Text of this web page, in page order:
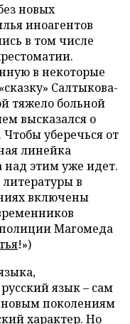
новых
иноагентов
в том числе
в некоторые
Салтыкова-
тяжело больной
высказался о
уберечься от
линейка
над этим уже идет.
в
включены
Магомеда
!»)
язык – сам
новым поколениям
характер. Но